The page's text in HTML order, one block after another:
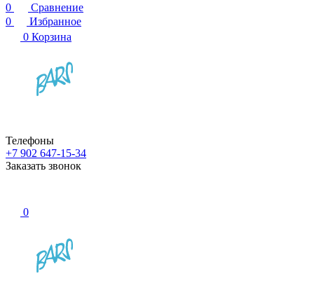
0
Сравнение
0
Избранное
0 Корзина
Телефоны
+7 902 647-15-34
Заказать звонок
0